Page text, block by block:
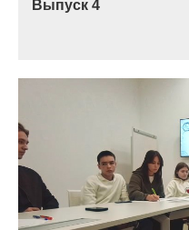
Выпуск 4